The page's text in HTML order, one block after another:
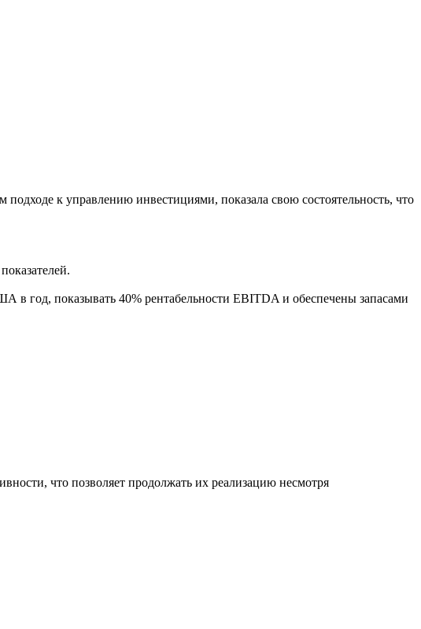
к управлению инвестициями, показала свою состоятельность, что
год, показывать 40% рентабельности EBITDA и обеспечены запасами
что позволяет продолжать их реализацию несмотря